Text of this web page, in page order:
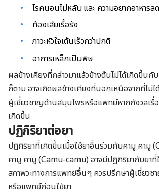
โรคนอนไม่หลับ และ ความอยากอาหารล
ท้องเสียเรื้อรัง
ภาวะหัวใจเต้นเร็วกว่าปกติ
อาการเหล็กเป็นพิษ
ผลข้างเคียงที่กล่าวมาแล้วข้างต้นไม่ได้เกิดขึ้นกั
ก็ตาม อาจเกิดผลข้างเคียงที่นอกเหนือจากที่ไม่ไ
ผู้เชี่ยวชาญด้านสมุนไพรหรือแพทย์หากกังวลเรื่
เกิดขึ้น
ปฏิกิริยาต่อยา
ปฏิกิริยาที่เกิดขึ้นเมื่อใช้ยาอื่นร่วมกับคามู คามู
คามู คามู (Camu-camu) อาจมีปฏิกิริยากับยา
สภาพวะทางการแพทย์อื่นๆ ควรปรึกษาผู้เชี่ยว
หรือแพทย์ก่อนใช้ยา